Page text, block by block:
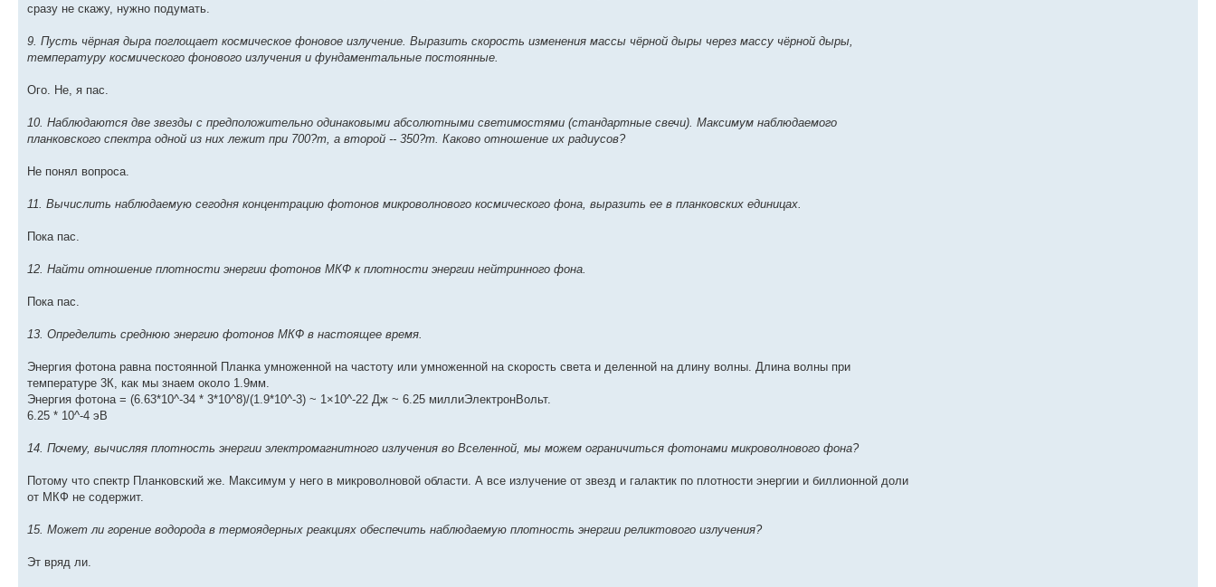
сразу не скажу, нужно подумать.
9. Пусть чёрная дыра поглощает космическое фоновое излучение. Выразить скорость изменения массы чёрной дыры через массу чёрной дыры,
температуру космического фонового излучения и фундаментальные постоянные.
Ого. Не, я пас.
10. Наблюдаются две звезды с предположительно одинаковыми абсолютными светимостями (стандартные свечи). Максимум наблюдаемого
планковского спектра одной из них лежит при 700?m, а второй -- 350?m. Каково отношение их радиусов?
Не понял вопроса.
11. Вычислить наблюдаемую сегодня концентрацию фотонов микроволнового космического фона, выразить ее в планковских единицах.
Пока пас.
12. Найти отношение плотности энергии фотонов МКФ к плотности энергии нейтринного фона.
Пока пас.
13. Определить среднюю энергию фотонов МКФ в настоящее время.
Энергия фотона равна постоянной Планка умноженной на частоту или умноженной на скорость света и деленной на длину волны. Длина волны при
температуре 3К, как мы знаем около 1.9мм.
Энергия фотона = (6.63*10^-34 * 3*10^8)/(1.9*10^-3) ~ 1×10^-22 Дж ~ 6.25 миллиЭлектронВольт.
6.25 * 10^-4 эВ
14. Почему, вычисляя плотность энергии электромагнитного излучения во Вселенной, мы можем ограничиться фотонами микроволнового фона?
Потому что спектр Планковский же. Максимум у него в микроволновой области. А все излучение от звезд и галактик по плотности энергии и биллионной доли
от МКФ не содержит.
15. Может ли горение водорода в термоядерных реакциях обеспечить наблюдаемую плотность энергии реликтового излучения?
Эт вряд ли.